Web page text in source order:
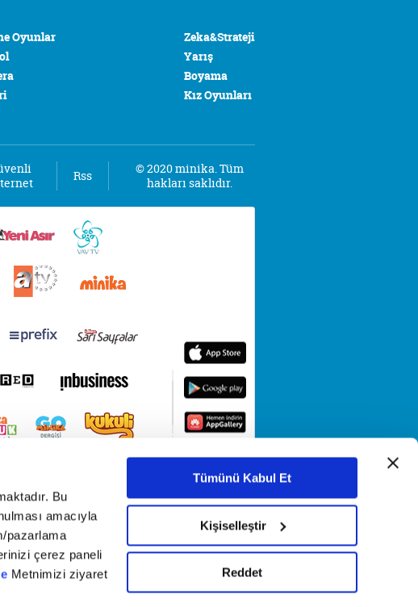
Bu
amacıyla
pazarlama
çerez paneli
Metnimizi ziyaret
Tümünü Kabul Et
Kişiselleştir
Reddet
Oyunlar
Zeka&Strateji
Yarış
Boyama
Kız Oyunları
Rss
© 2020 minika. Tüm
hakları saklıdır.
ŞİRKETİ